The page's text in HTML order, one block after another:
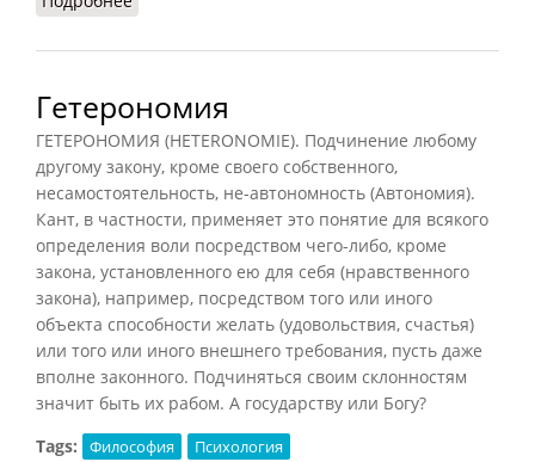
Гетерономия
ГЕТЕРОНОМИЯ (HETERONOMIE). Подчинение любому
другому закону, кроме своего собственного,
несамостоятельность, не-автономность (Автономия).
Кант, в частности, применяет это понятие для всякого
определения воли посредством чего-либо, кроме
закона, установленного ею для себя (нравственного
закона), например, посредством того или иного
объекта способности желать (удовольствия, счастья)
или того или иного внешнего требования, пусть даже
вполне законного. Подчиняться своим склонностям
значит быть их рабом. А государству или Богу?
Tags:
Философия Психология